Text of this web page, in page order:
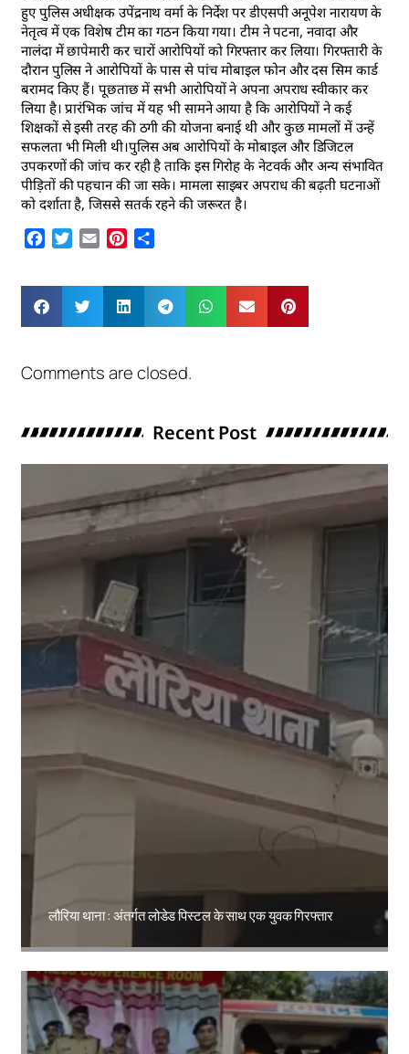
हुए पुलिस अधीक्षक उपेंद्रनाथ वर्मा के निर्देश पर डीएसपी अनूपेश नारायण के
नेतृत्व में एक विशेष टीम का गठन किया गया। टीम ने पटना, नवादा और
नालंदा में छापेमारी कर चारों आरोपियों को गिरफ्तार कर लिया। गिरफ्तारी के
दौरान पुलिस ने आरोपियों के पास से पांच मोबाइल फोन और दस सिम कार्ड
बरामद किए हैं। पूछताछ में सभी आरोपियों ने अपना अपराध स्वीकार कर
लिया है। प्रारंभिक जांच में यह भी सामने आया है कि आरोपियों ने कई
शिक्षकों से इसी तरह की ठगी की योजना बनाई थी और कुछ मामलों में उन्हें
सफलता भी मिली थी।पुलिस अब आरोपियों के मोबाइल और डिजिटल
उपकरणों की जांच कर रही है ताकि इस गिरोह के नेटवर्क और अन्य संभावित
पीड़ितों की पहचान की जा सके। मामला साइबर अपराध की बढ़ती घटनाओं
को दर्शाता है, जिससे सतर्क रहने की जरूरत है।
Facebook
Twitter
Email Pinterest
Comments are closed.
Recent Post
लौरिया थाना : अंतर्गत लोडेड पिस्टल के साथ एक युवक गिरफ्तार